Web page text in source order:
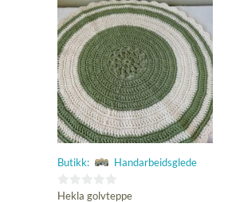
Butikk: Handarbeidsglede
0
Hekla golvteppe